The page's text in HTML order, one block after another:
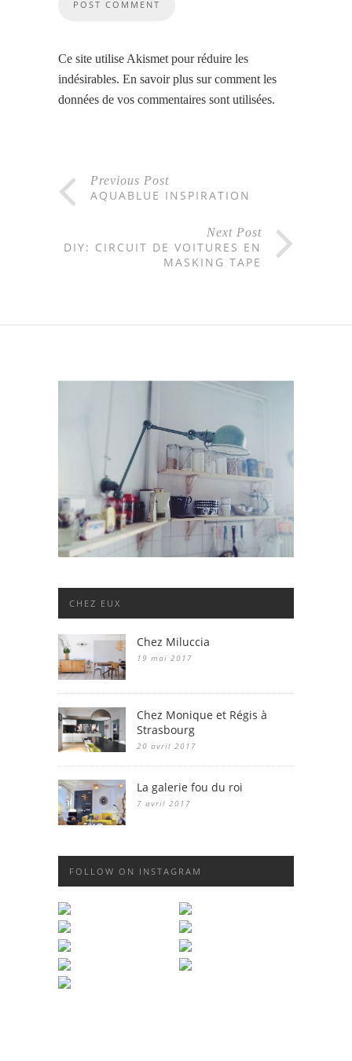
Ce site utilise Akismet pour réduire les
indésirables. En savoir plus sur comment les
données de vos commentaires sont utilisées.
Previous Post
AQUABLUE INSPIRATION
Next Post
DIY: CIRCUIT DE VOITURES EN
MASKING TAPE
CHEZ EUX
Chez Miluccia
19 mai 2017
Chez Monique et Régis à
Strasbourg
20 avril 2017
La galerie fou du roi
7 avril 2017
FOLLOW ON INSTAGRAM